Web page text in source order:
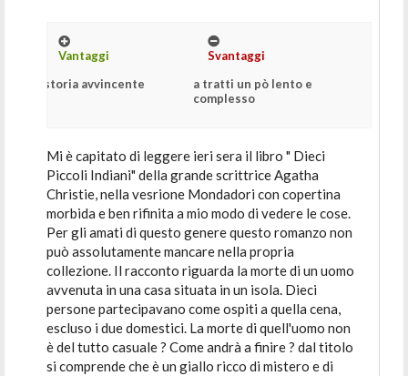
Vantaggi
storia avvincente
Svantaggi
a tratti un pò lento e
complesso
Mi è capitato di leggere ieri sera il libro " Dieci
Piccoli Indiani" della grande scrittrice Agatha
Christie, nella vesrione Mondadori con copertina
morbida e ben rifinita a mio modo di vedere le cose.
Per gli amati di questo genere questo romanzo non
può assolutamente mancare nella propria
collezione. Il racconto riguarda la morte di un uomo
avvenuta in una casa situata in un isola. Dieci
persone partecipavano come ospiti a quella cena,
escluso i due domestici. La morte di quell'uomo non
è del tutto casuale ? Come andrà a finire ? dal titolo
si comprende che è un giallo ricco di mistero e di